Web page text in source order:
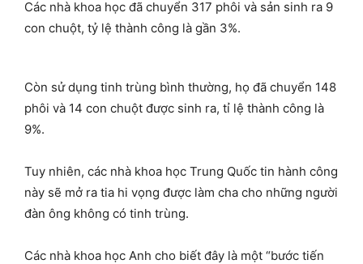
Các nhà khoa học đã chuyển 317 phôi và sản sinh ra 9
con chuột, tỷ lệ thành công là gần 3%.
Còn sử dụng tinh trùng bình thường, họ đã chuyển 148
phôi và 14 con chuột được sinh ra, tỉ lệ thành công là
9%.
Tuy nhiên, các nhà khoa học Trung Quốc tin hành công
này sẽ mở ra tia hi vọng được làm cha cho những người
đàn ông không có tinh trùng.
Các nhà khoa học Anh cho biết đây là một “bước tiến